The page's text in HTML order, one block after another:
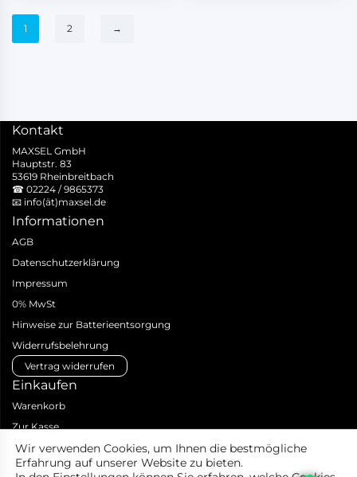
1 2 →
Kontakt
MAXSEL GmbH
Hauptstr. 83
53619 Rheinbreitbach
☎ 02224 / 9865373
📧 info(ät)maxsel.de
Informationen
AGB
Datenschutzerklärung
Impressum
0% MwSt
Hinweise zur Batterieentsorgung
Widerrufsbelehrung
Vertrag widerrufen
Einkaufen
Warenkorb
Zur Kasse
Zahlungsarten
Versandarten & -kosten
Wir verwenden Cookies, um Ihnen die bestmögliche
Erfahrung auf unserer Website zu bieten.